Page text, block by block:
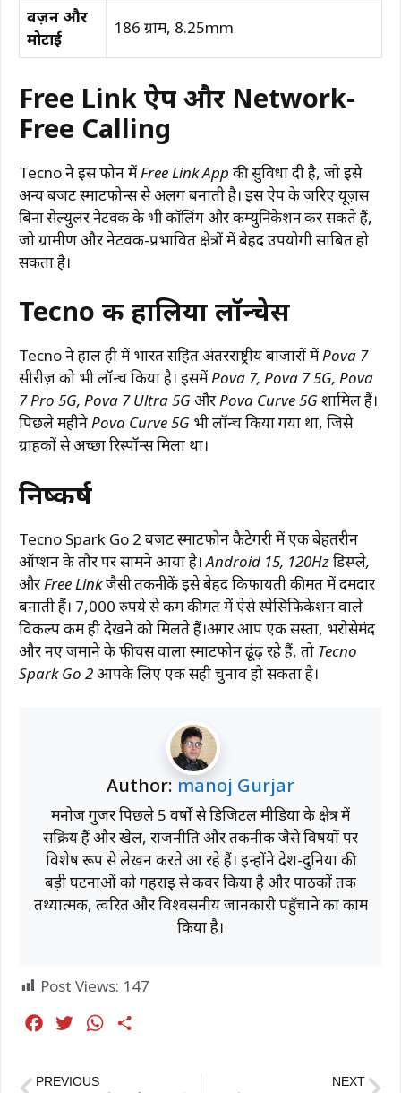
वज़न और
मोटाई
186 ग्राम, 8.25mm
Free Link ऐप और Network-
Free Calling
Tecno ने इस फोन में Free Link App की सुविधा दी है, जो इसे
अन्य बजट स्मार्टफोन्स से अलग बनाती है। इस ऐप के जरिए यूज़र्स
बिना सेल्युलर नेटवर्क के भी कॉलिंग और कम्युनिकेशनकर सकते हैं,
जो ग्रामीण और नेटवर्क-प्रभावित क्षेत्रों में बेहद उपयोगी साबित हो
सकता है।
Tecno की हालिया लॉन्चेस
Tecno ने हाल ही में भारत सहित अंतरराष्ट्रीय बाजारों मेंPova 7
सीरीज़ को भी लॉन्च किया है। इसमेंPova 7, Pova 7 5G, Pova
7 Pro 5G, Pova 7 Ultra 5G और Pova Curve 5G शामिल हैं।
पिछले महीनेPova Curve 5G भी लॉन्च किया गया था, जिसे
ग्राहकों से अच्छा रिस्पॉन्स मिला था।
निष्कर्ष
Tecno Spark Go 2 बजट स्मार्टफोन कैटेगरी में एक बेहतरीन
ऑप्शन के तौर पर सामने आया है।Android 15, 120Hz डिस्प्ले,
और Free Link जैसी तकनीकेंइसे बेहद किफायती कीमत में दमदार
बनाती हैं। 7,000 रुपये से कम कीमत में ऐसे स्पेसिफिकेशन वाले
विकल्प कम ही देखने को मिलते हैं।अगर आप एक सस्ता, भरोसेमंद
और नए जमाने के फीचर्स वाला स्मार्टफोन ढूंढ़ रहे हैं, तो Tecno
Spark Go 2आपके लिए एक सही चुनाव हो सकता है।
Author: manoj Gurjar
मनोज गुर्जर पिछले 5 वर्षों से डिजिटल मीडिया के क्षेत्र में
सक्रिय हैं और खेल, राजनीति और तकनीक जैसे विषयों पर
विशेष रूप से लेखन करते आ रहे हैं। इन्होंने देश-दुनिया की
बड़ी घटनाओं को गहराई से कवर किया है और पाठकों तक
तथ्यात्मक, त्वरित और विश्वसनीय जानकारी पहुँचाने का काम
किया है।
Post Views: 147
W
PREVIOUS NEXT